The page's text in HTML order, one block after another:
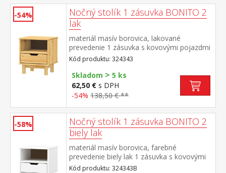
-54%
Nočný stolík 1 zásuvka BONITO 2
lak
materiál masív borovica, lakované
prevedenie 1 zásuvka s kovovými pojazdmi
Kód produktu: 324343
Skladom > 5 ks
62,50 € s DPH
-54% 138,50 € **
-58%
Nočný stolík 1 zásuvka BONITO 2
biely lak
materiál masív borovica, farebné
prevedenie biely lak 1 zásuvka s kovovými
pojazdmi
Kód produktu: 324343B